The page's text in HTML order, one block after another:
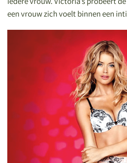
een vrouw zich voelt binnen een